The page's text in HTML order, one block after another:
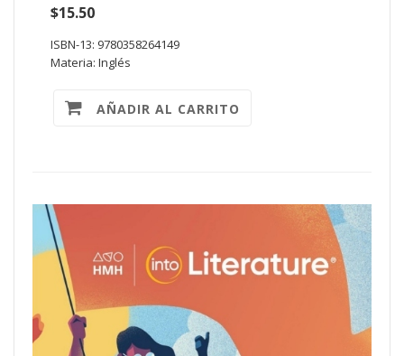
$15.50
ISBN-13: 9780358264149
Materia: Inglés
AÑADIR AL CARRITO